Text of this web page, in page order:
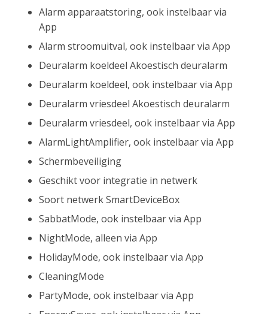
Alarm apparaatstoring, ook instelbaar via
App
Alarm stroomuitval, ook instelbaar via App
Deuralarm koeldeel Akoestisch deuralarm
Deuralarm koeldeel, ook instelbaar via App
Deuralarm vriesdeel Akoestisch deuralarm
Deuralarm vriesdeel, ook instelbaar via App
AlarmLightAmplifier, ook instelbaar via App
Schermbeveiliging
Geschikt voor integratie in netwerk
Soort netwerk SmartDeviceBox
SabbatMode, ook instelbaar via App
NightMode, alleen via App
HolidayMode, ook instelbaar via App
CleaningMode
PartyMode, ook instelbaar via App